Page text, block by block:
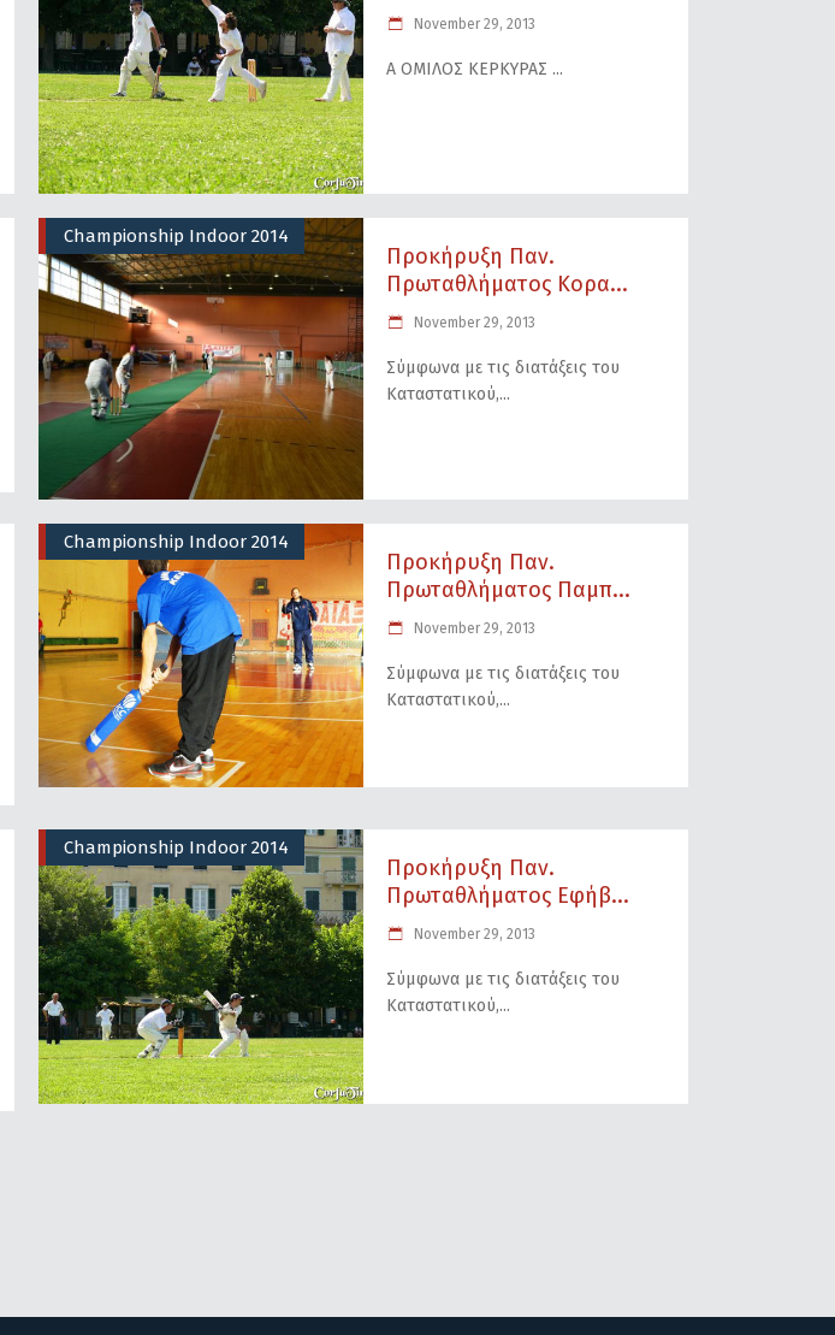
November 29, 2013
Α ΟΜΙΛΟΣ ΚΕΡΚΥΡΑΣ
Championship Indoor 2014
Προκήρυξη Παν.
Πρωταθλήματος Κορα...
November 29, 2013
Σύμφωνα με τις διατάξεις του
Καταστατικού,
Championship Indoor 2014
Προκήρυξη Παν.
Πρωταθλήματος Παμπ...
November 29, 2013
Σύμφωνα με τις διατάξεις του
Καταστατικού,
Championship Indoor 2014
Προκήρυξη Παν.
Πρωταθλήματος Εφήβ...
November 29, 2013
Σύμφωνα με τις διατάξεις του
Καταστατικού,